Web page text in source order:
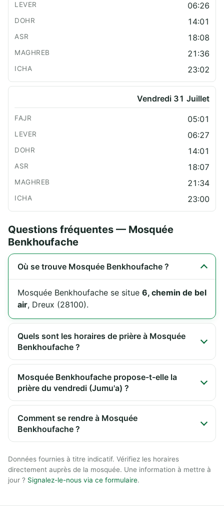
06:26
14:01
18:08
21:36
23:02
Vendredi 31 Juillet
05:01
06:27
14:01
18:07
21:34
23:00
Questions fréquentes — Mosquée
Benkhoufache
Où se trouve Mosquée Benkhoufache ?
Mosquée Benkhoufache se situe 6, chemin de bel
air, Dreux (28100).
Quels sont les horaires de prière à Mosquée
Benkhoufache ?
Mosquée Benkhoufache propose-t-elle la
prière du vendredi (Jumu'a) ?
Comment se rendre à Mosquée
Benkhoufache ?
Données fournies à titre indicatif. Vérifiez les horaires
directement auprès de la mosquée. Une information à mettre à
jour ? Signalez-le-nous via ce formulaire.